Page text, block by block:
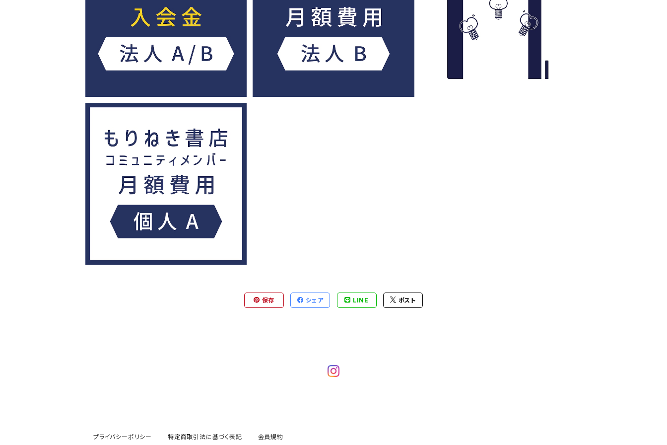
もりねき書店コミュニティメンバー会員費用
入会費〈法人 A/B〉
¥11,000
もりねき書店コミュニティメンバー会員費用
月額〈法人 B〉
¥38,500
もりねき学生部共創パートナー会費
もりねき書店コミュニティメンバー会員費用
月額〈個人 A〉
¥1,100
保存 シェア LINE ポスト
プライバシーポリシー 特定商取引法に基づく表記 会員規約